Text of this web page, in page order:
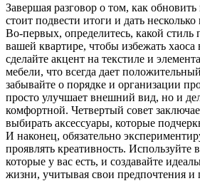
Завершая разговор о том, как обновить
стоит подвести итоги и дать
Во-первых, определитесь, какой
вашей квартире, чтобы избежать
сделайте акцент на текстиле и
мебели, что всегда дает
забывайте о порядке и организации
просто улучшает внешний вид, но и
комфортной. Четвертый совет
выбирать аксессуары, которые
И наконец, обязательно
проявлять креативность. Используйте
которые у вас есть, и создавайте
жизни, учитывая свои предпочтения и